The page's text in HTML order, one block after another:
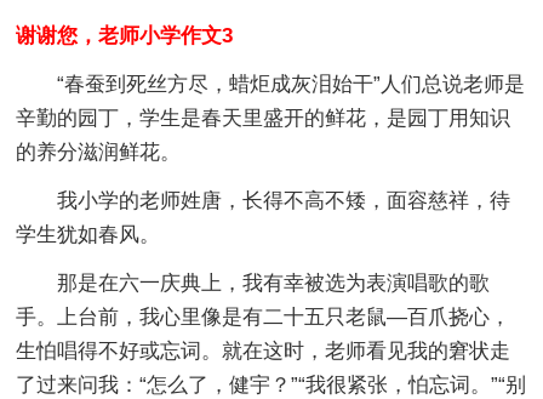
谢谢您，老师小学作文3
“春蚕到死丝方尽，蜡炬成灰泪始干”人们总说老师是
辛勤的园丁，学生是春天里盛开的鲜花，是园丁用知识
的养分滋润鲜花。
我小学的老师姓唐，长得不高不矮，面容慈祥，待
学生犹如春风。
那是在六一庆典上，我有幸被选为表演唱歌的歌
手。上台前，我心里像是有二十五只老鼠—百爪挠心，
生怕唱得不好或忘词。就在这时，老师看见我的窘状走
了过来问我：“怎么了，健宇？”“我很紧张，怕忘词。”“别